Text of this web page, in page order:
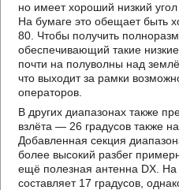
но имеет хороший низкий
На бумаге это обещает быть
80. Чтобы получить
обеспечивающий такие
почти на полуволны над
что выходит за рамки
операторов.
В других диапазонах также
взлёта — 26 градусов также
Добавленная секция
более высокий разбег
ещё полезная антенна DX. На
составляет 17 градусов,